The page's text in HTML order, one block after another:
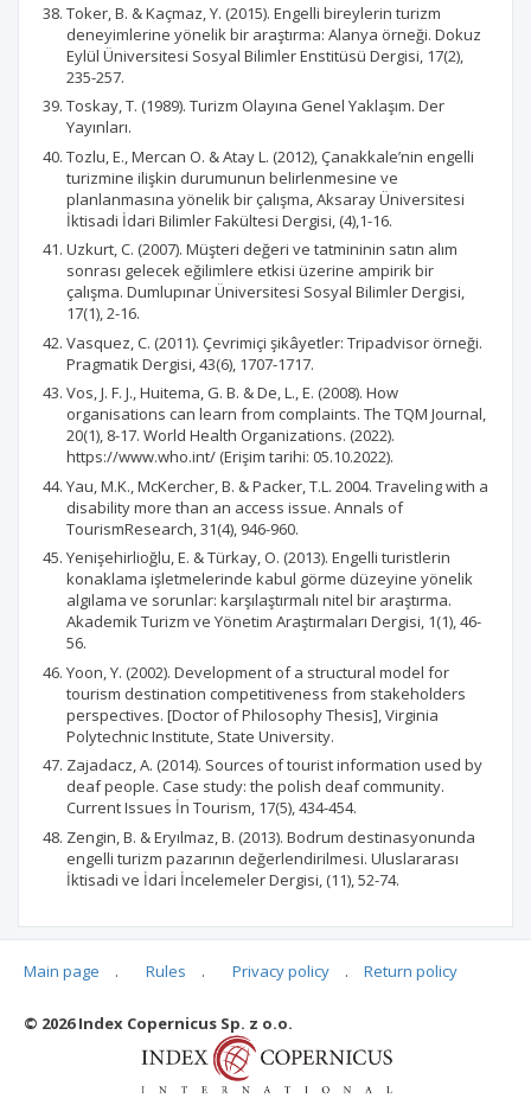
Toker, B. & Kaçmaz, Y. (2015). Engelli bireylerin turizm
deneyimlerine yönelik bir araştırma: Alanya örneği. Dokuz
Eylül Üniversitesi Sosyal Bilimler Enstitüsü Dergisi, 17(2),
235-257.
Toskay, T. (1989). Turizm Olayına Genel Yaklaşım. Der
Yayınları.
Tozlu, E., Mercan O. & Atay L. (2012), Çanakkale’nin engelli
turizmine ilişkin durumunun belirlenmesine ve
planlanmasına yönelik bir çalışma, Aksaray Üniversitesi
İktisadi İdari Bilimler Fakültesi Dergisi, (4),1-16.
Uzkurt, C. (2007). Müşteri değeri ve tatmininin satın alım
sonrası gelecek eğilimlere etkisi üzerine ampirik bir
çalışma. Dumlupınar Üniversitesi Sosyal Bilimler Dergisi,
17(1), 2-16.
Vasquez, C. (2011). Çevrimiçi şikâyetler: Tripadvisor örneği.
Pragmatik Dergisi, 43(6), 1707-1717.
Vos, J. F. J., Huitema, G. B. & De, L., E. (2008). How
organisations can learn from complaints. The TQM Journal,
20(1), 8-17. World Health Organizations. (2022).
https://www.who.int/ (Erişim tarihi: 05.10.2022).
Yau, M.K., McKercher, B. & Packer, T.L. 2004. Traveling with a
disability more than an access issue. Annals of
TourismResearch, 31(4), 946-960.
Yenişehirlioğlu, E. & Türkay, O. (2013). Engelli turistlerin
konaklama işletmelerinde kabul görme düzeyine yönelik
algılama ve sorunlar: karşılaştırmalı nitel bir araştırma.
Akademik Turizm ve Yönetim Araştırmaları Dergisi, 1(1), 46-
56.
Yoon, Y. (2002). Development of a structural model for
tourism destination competitiveness from stakeholders
perspectives. [Doctor of Philosophy Thesis], Virginia
Polytechnic Institute, State University.
Zajadacz, A. (2014). Sources of tourist information used by
deaf people. Case study: the polish deaf community.
Current Issues İn Tourism, 17(5), 434-454.
Zengin, B. & Eryılmaz, B. (2013). Bodrum destinasyonunda
engelli turizm pazarının değerlendirilmesi. Uluslararası
İktisadi ve İdari İncelemeler Dergisi, (11), 52-74.
Articles quoting
Main page . Rules . Privacy policy . Return policy
© 2026 Index Copernicus Sp. z o.o.